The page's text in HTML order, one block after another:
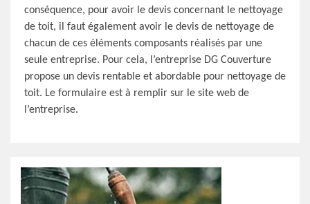
conséquence, pour avoir le devis concernant le nettoyage
de toit, il faut également avoir le devis de nettoyage de
chacun de ces éléments composants réalisés par une
seule entreprise. Pour cela, l’entreprise DG Couverture
propose un devis rentable et abordable pour nettoyage de
toit. Le formulaire est à remplir sur le site web de
l’entreprise.